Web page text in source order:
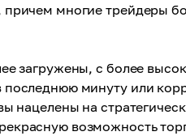
многие трейдеры
загружены, с более
последнюю минуту или
нацелены на
возможность